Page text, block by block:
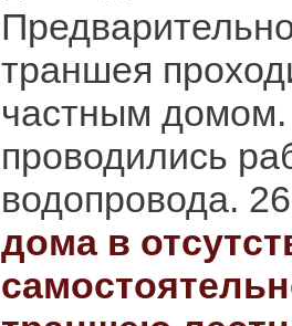
траншея
частным
проводились
водопровода.
дома в